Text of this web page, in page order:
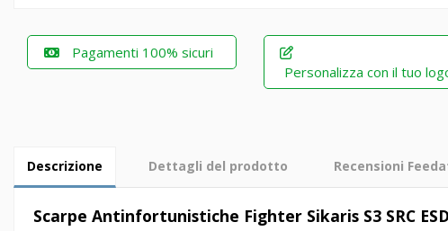
Pagamenti 100% sicuri
Personalizza con il tuo
Descrizione Dettagli del prodotto Recensioni
Scarpe Antinfortunistiche Fighter Sikaris S3 SRC